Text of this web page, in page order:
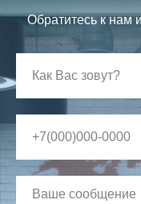
Обратитесь к нам